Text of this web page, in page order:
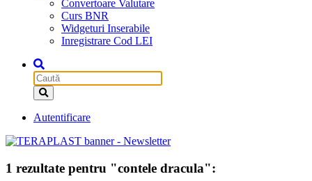
Convertoare Valutare
Curs BNR
Widgeturi Inserabile
Inregistrare Cod LEI
Autentificare
1 rezultate pentru "contele dracula":